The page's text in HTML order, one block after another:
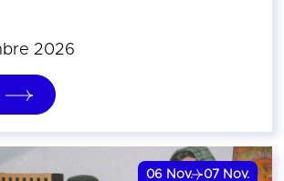
2026
06 Nov. 07 Nov.